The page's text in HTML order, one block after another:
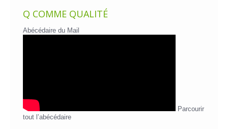
Q COMME QUALITÉ
Abécédaire du Mail
Parcourir
tout l’abécédaire